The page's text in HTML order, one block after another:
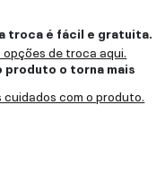
troca é fácil e gratuita.
de troca aqui.
produto o torna mais
cuidados com o produto.